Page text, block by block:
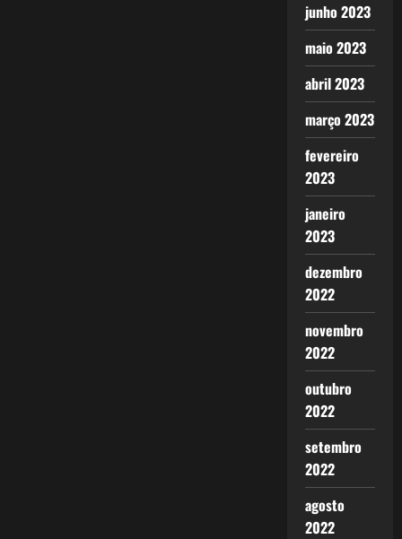
junho 2023
maio 2023
abril 2023
março 2023
fevereiro
2023
janeiro
2023
dezembro
2022
novembro
2022
outubro
2022
setembro
2022
agosto
2022